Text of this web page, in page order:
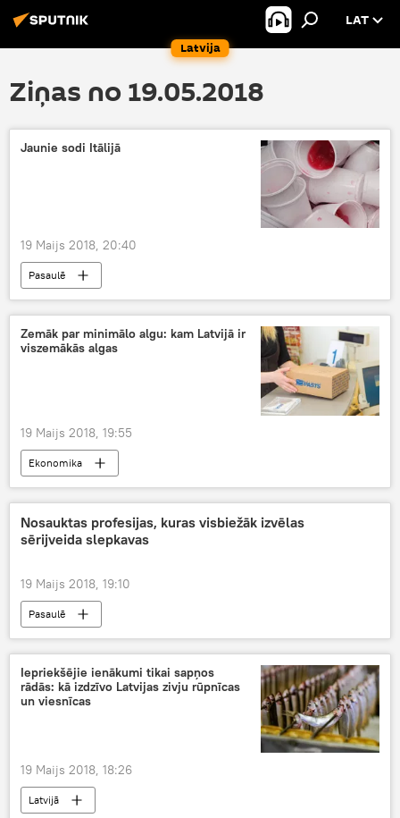
Latvija
LAT
Ziņas no 19.05.2018
Jaunie sodi Itālijā
19 Maijs 2018, 20:40
Pasaulē
Zemāk par minimālo algu: kam Latvijā ir
viszemākās algas
19 Maijs 2018, 19:55
Ekonomika
Nosauktas profesijas, kuras visbiežāk izvēlas
sērijveida slepkavas
19 Maijs 2018, 19:10
Pasaulē
Iepriekšējie ienākumi tikai sapņos
rādās: kā izdzīvo Latvijas zivju rūpnīcas
un viesnīcas
19 Maijs 2018, 18:26
Latvijā